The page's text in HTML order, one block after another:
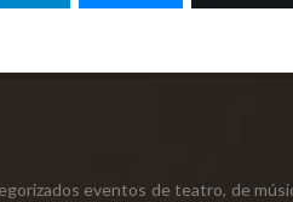
eventos de teatro, de